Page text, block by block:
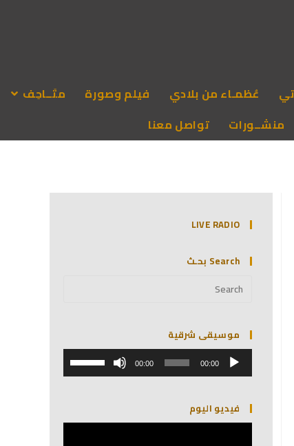
عُظمـاء من بلادي فيلم وصورة
متَــاحِف
منشــورات تواصل معنا
LIVE RADIO
Search بحـث
موسيقى شرقية
مشغل
الصوت 00:00
00:00
مفاتيح
لزيادة
فيديو اليوم
مشغل